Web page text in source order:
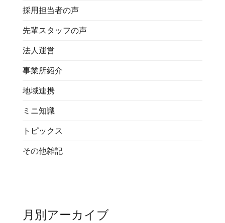
採用担当者の声
先輩スタッフの声
法人運営
事業所紹介
地域連携
ミニ知識
トピックス
その他雑記
月別アーカイブ